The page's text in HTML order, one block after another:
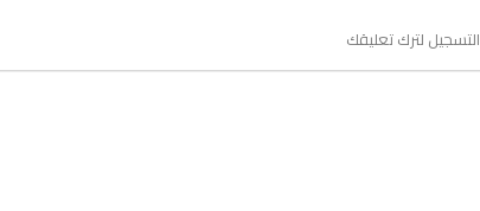
لترك تعليقك